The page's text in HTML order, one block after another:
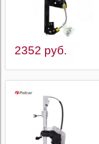
2352 руб.